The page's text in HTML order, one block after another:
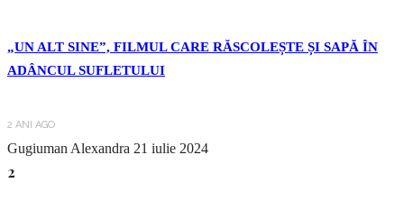
„UN ALT SINE”, FILMUL CARE RĂSCOLEȘTE ȘI SAPĂ ÎN
ADÂNCUL SUFLETULUI
2 ANI AGO
Gugiuman Alexandra 21 iulie 2024
2